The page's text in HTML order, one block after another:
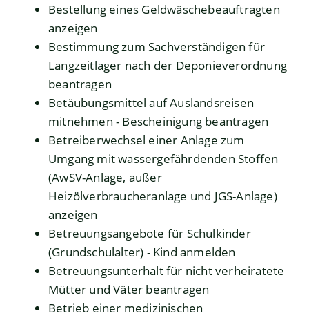
Bestellung eines Geldwäschebeauftragten
anzeigen
Bestimmung zum Sachverständigen für
Langzeitlager nach der Deponieverordnung
beantragen
Betäubungsmittel auf Auslandsreisen
mitnehmen - Bescheinigung beantragen
Betreiberwechsel einer Anlage zum
Umgang mit wassergefährdenden Stoffen
(AwSV-Anlage, außer
Heizölverbraucheranlage und JGS-Anlage)
anzeigen
Betreuungsangebote für Schulkinder
(Grundschulalter) - Kind anmelden
Betreuungsunterhalt für nicht verheiratete
Mütter und Väter beantragen
Betrieb einer medizinischen